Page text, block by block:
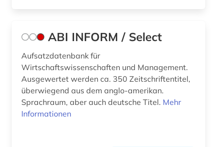
ABI INFORM / Select
Aufsatzdatenbank für
Wirtschaftswissenschaften und Management.
Ausgewertet werden ca. 350 Zeitschriftentitel,
überwiegend aus dem anglo-amerikan.
Sprachraum, aber auch deutsche Titel. Mehr
Informationen